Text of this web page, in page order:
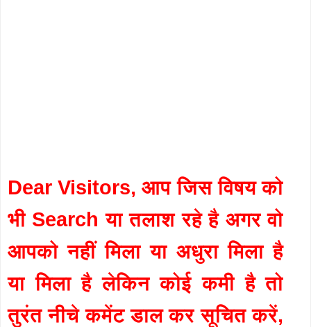
Dear Visitors, आप जिस विषय को
भी Search या तलाश रहे है अगर वो
आपको नहीं मिला या अधुरा मिला है
या मिला है लेकिन कोई कमी है तो
तुरंत नीचे कमेंट डाल कर सूचित करें,